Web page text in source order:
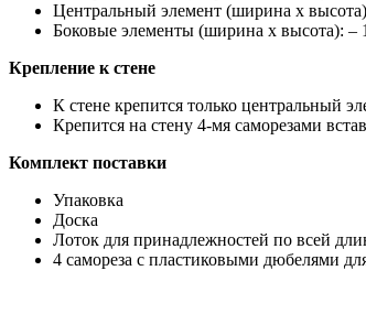
Центральный элемент (ширина х
Боковые элементы (ширина х высота): –
Крепление к стене
К стене крепится только центральный
Крепится на стену 4-мя саморезами
Комплект поставки
Упаковка
Доска
Лоток для принадлежностей по всей
4 самореза с пластиковыми дюбелями